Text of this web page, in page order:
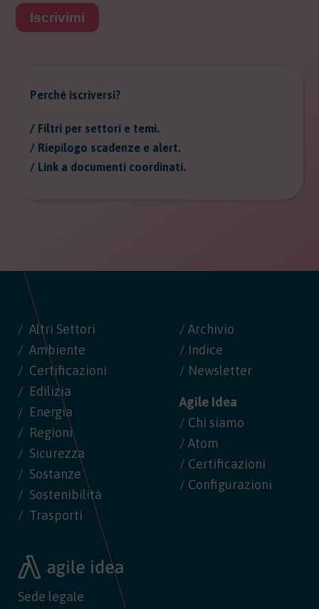
Iscrivimi
Perché iscriversi?
/ Filtri per settori e temi.
/ Riepilogo scadenze e alert.
/ Link a documenti coordinati.
Altri Settori
Ambiente
Certificazioni
Edilizia
Energia
Regioni
Sicurezza
Sostanze
Sostenibilità
Trasporti
/ Archivio
/ Indice
/ Newsletter
Agile Idea
/ Chi siamo
/ Atom
/ Certificazioni
/ Configurazioni
Sede legale